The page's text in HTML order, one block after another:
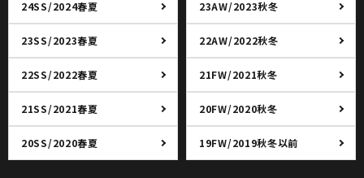
24SS/2024春夏 23AW/2023秋冬
23SS/2023春夏 22AW/2022秋冬
22SS/2022春夏 21FW/2021秋冬
21SS/2021春夏 20FW/2020秋冬
20SS/2020春夏 19FW/2019秋冬以前